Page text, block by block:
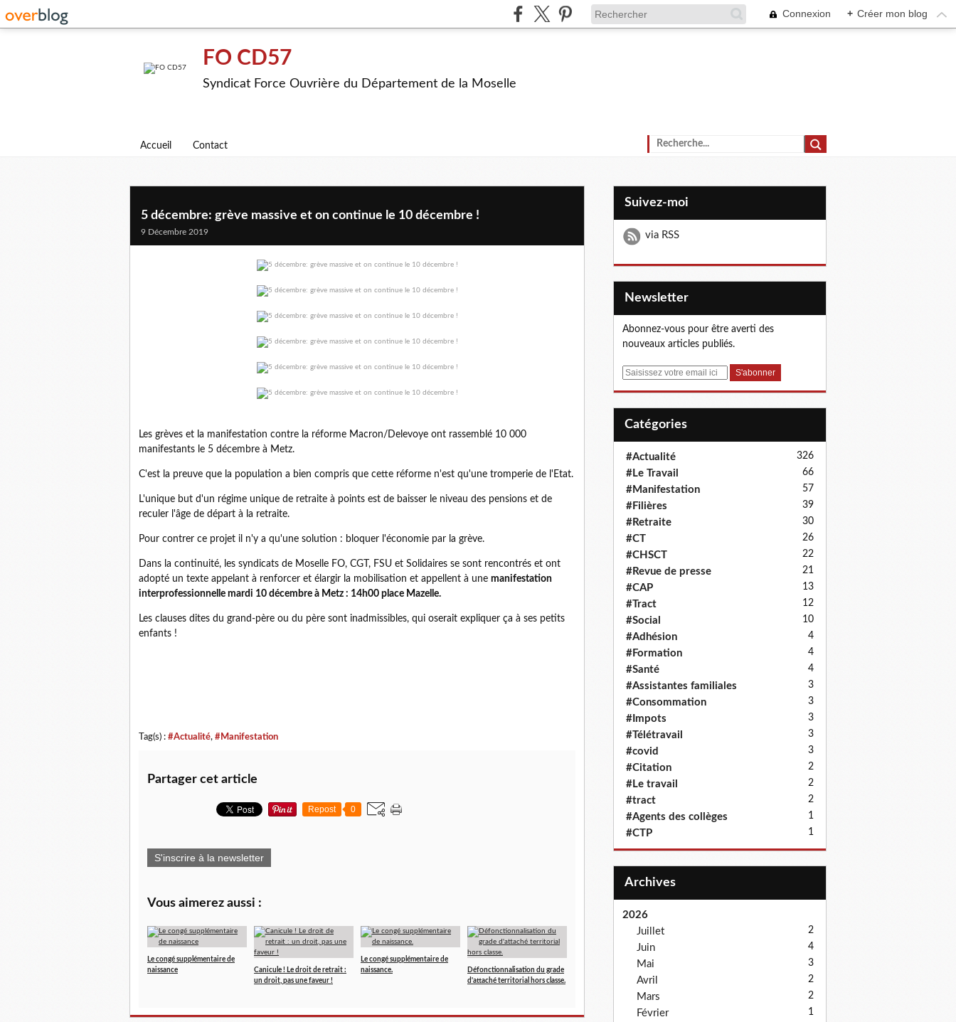
Connexion + Créer mon blog
FO CD57
Syndicat Force Ouvrière du Département de la Moselle
Accueil Contact
5 décembre: grève massive et on continue le 10 décembre !
9 Décembre 2019
Les grèves et la manifestation contre la réforme Macron/Delevoye ont rassemblé 10 000
manifestants le 5 décembre à Metz.
C'est la preuve que la population a bien compris que cette réforme n'est qu'une tromperie de l'Etat.
L'unique but d'un régime unique de retraite à points est de baisser le niveau des pensions et de
reculer l'âge de départ à la retraite.
Pour contrer ce projet il n'y a qu'une solution : bloquer l'économie par la grève.
Dans la continuité, les syndicats de Moselle FO, CGT, FSU et Solidaires se sont rencontrés et ont
adopté un texte appelant à renforcer et élargir la mobilisation et appellent à une manifestation
interprofessionnelle mardi 10 décembre à Metz : 14h00 place Mazelle.
Les clauses dites du grand-père ou du père sont inadmissibles, qui oserait expliquer ça à ses petits
enfants !
Tag(s) : #Actualité, #Manifestation
Partager cet article
Repost 0
S'inscrire à la newsletter
Vous aimerez aussi :
Le congé supplémentaire de
naissance
Canicule ! Le droit de retrait :
un droit, pas une faveur !
Le congé supplémentaire de
naissance.
Défonctionnalisation du grade
d'attaché territorial hors classe.
Suivez-moi
via RSS
Newsletter
Abonnez-vous pour être averti des
nouveaux articles publiés.
E
Catégories
#Actualité 326
#Le Travail 66
#Manifestation 57
#Filières 39
#Retraite 30
#CT 26
#CHSCT 22
#Revue de presse 21
#CAP 13
#Tract 12
#Social 10
#Adhésion 4
#Formation 4
#Santé 4
#Assistantes familiales 3
#Consommation 3
#Impots 3
#Télétravail 3
#covid 3
#Citation 2
#Le travail 2
#tract 2
#Agents des collèges 1
#CTP 1
Archives
2026
Juillet
2
Juin 4
Mai 3
Avril 2
Mars 2
Février 1